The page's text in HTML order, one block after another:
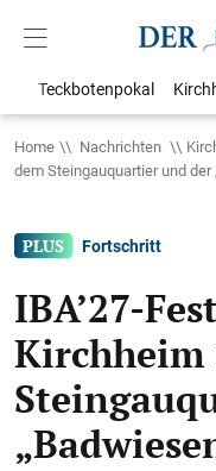
Teckbotenpokal
Home Nachrichten
dem Steingauquartier und der
Fortschritt
IBA’27-